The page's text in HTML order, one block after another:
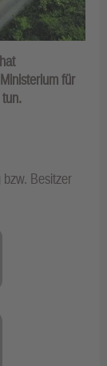
für
Besitzer